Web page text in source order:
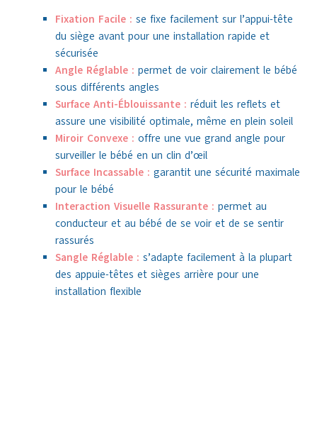
Fixation Facile : se fixe facilement sur l’appui-tête
du siège avant pour une installation rapide et
sécurisée
Angle Réglable : permet de voir clairement le bébé
sous différents angles
Surface Anti-Éblouissante : réduit les reflets et
assure une visibilité optimale, même en plein soleil
Miroir Convexe : offre une vue grand angle pour
surveiller le bébé en un clin d’œil
Surface Incassable : garantit une sécurité maximale
pour le bébé
Interaction Visuelle Rassurante : permet au
conducteur et au bébé de se voir et de se sentir
rassurés
Sangle Réglable : s’adapte facilement à la plupart
des appuie-têtes et sièges arrière pour une
installation flexible